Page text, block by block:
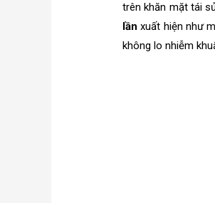
trên khăn mặt tái
lần xuất hiện như
không lo nhiễm